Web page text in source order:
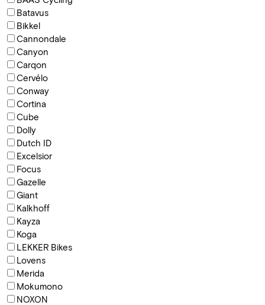
Batavus
Bikkel
Cannondale
Canyon
Carqon
Cervélo
Conway
Cortina
Cube
Dolly
Dutch ID
Excelsior
Focus
Gazelle
Giant
Kalkhoff
Kayza
Koga
LEKKER Bikes
Lovens
Merida
Mokumono
NOXON